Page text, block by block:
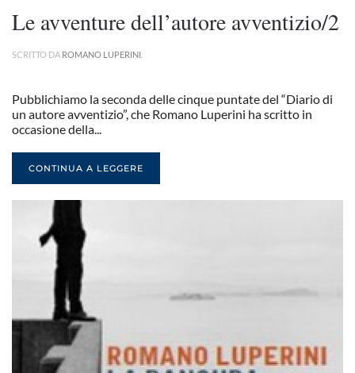
Le avventure dell’autore avventizio/2
SCRITTO DA ROMANO LUPERINI
Pubblichiamo la seconda delle cinque puntate del “Diario di
un autore avventizio”, che Romano Luperini ha scritto in
occasione della...
CONTINUA A LEGGERE